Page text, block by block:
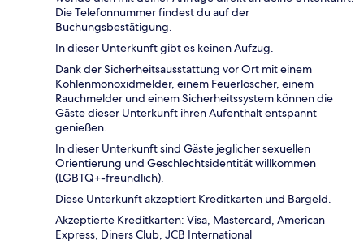
Die Telefonnummer findest du auf der
Buchungsbestätigung.
In dieser Unterkunft gibt es keinen Aufzug.
Dank der Sicherheitsausstattung vor Ort mit einem
Kohlenmonoxidmelder, einem Feuerlöscher, einem
Rauchmelder und einem Sicherheitssystem können die
Gäste dieser Unterkunft ihren Aufenthalt entspannt
genießen.
In dieser Unterkunft sind Gäste jeglicher sexuellen
Orientierung und Geschlechtsidentität willkommen
(LGBTQ+-freundlich).
Diese Unterkunft akzeptiert Kreditkarten und Bargeld.
Akzeptierte Kreditkarten: Visa, Mastercard, American
Express, Diners Club, JCB International